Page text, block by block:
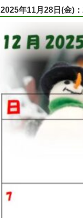
2025年11月28日(金)